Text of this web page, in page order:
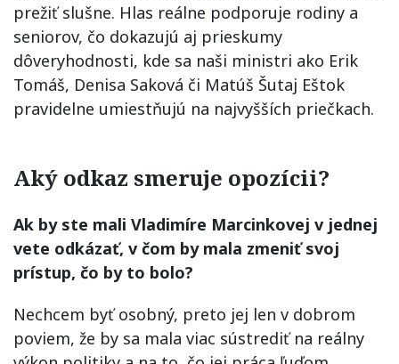
prežiť slušne. Hlas reálne podporuje rodiny a
seniorov, čo dokazujú aj prieskumy
dôveryhodnosti, kde sa naši ministri ako Erik
Tomáš, Denisa Saková či Matúš Šutaj Eštok
pravidelne umiestňujú na najvyšších priečkach.
Aký odkaz smeruje opozícii?
Ak by ste mali Vladimíre Marcinkovej v jednej
vete odkázať, v čom by mala zmeniť svoj
prístup, čo by to bolo?
Nechcem byť osobný, preto jej len v dobrom
poviem, že by sa mala viac sústrediť na reálny